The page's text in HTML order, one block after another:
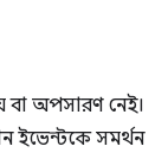
অপসারণ নেই।
ইভেন্টকে সমর্থন